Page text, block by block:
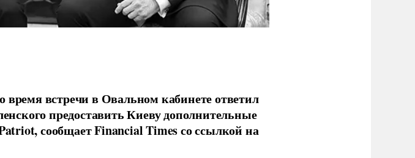
встречи в Овальном кабинете ответил
предоставить Киеву дополнительные
сообщает Financial Times со ссылкой на